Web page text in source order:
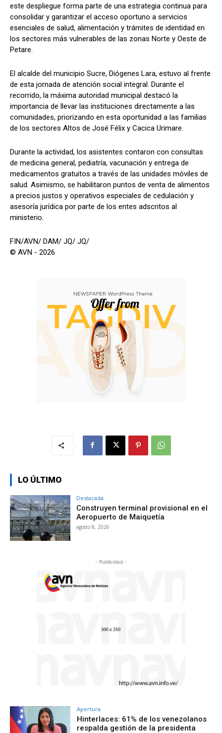
este despliegue forma parte de una estrategia continua para
consolidar y garantizar el acceso oportuno a servicios
esenciales de salud, alimentación y trámites de identidad en
los sectores más vulnerables de las zonas Norte y Oeste de
Petare.
El alcalde del municipio Sucre, Diógenes Lara, estuvo al frente
de esta jornada de atención social integral. Durante el
recorrido, la máxima autoridad municipal destacó la
importancia de llevar las instituciones directamente a las
comunidades, priorizando en esta oportunidad a las familias
de los sectores Altos de José Félix y Cacica Urimare.
Durante la actividad, los asistentes contaron con consultas
de medicina general, pediatría, vacunación y entrega de
medicamentos gratuitos a través de las unidades móviles de
salud. Asimismo, se habilitaron puntos de venta de alimentos
a precios justos y operativos especiales de cedulación y
asesoría jurídica por parte de los entes adscritos al
ministerio.
FIN/AVN/ DAM/ JQ/ JQ/
© AVN - 2026
LO ÚLTIMO
Destacada
Construyen terminal provisional en el
Aeropuerto de Maiquetía
agosto 8, 2026
- Publicidad -
Apertura
Hinterlaces: 61% de los venezolanos
respalda gestión de la presidenta